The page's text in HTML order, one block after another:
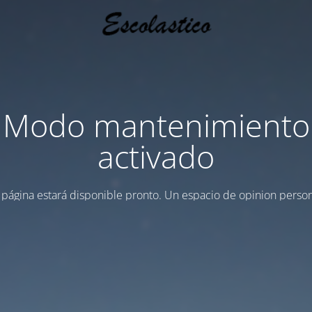
Modo mantenimiento
activado
estará disponible pronto. Un espacio de opinion